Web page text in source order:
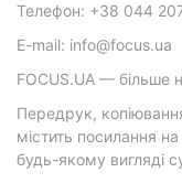
Телефон: +38 044
E-mail: info@focus.ua
FOCUS.UA — більше
Передрук,
містить посилання
будь-якому вигляді